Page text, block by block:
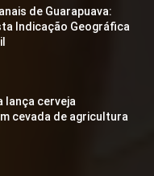
de Guarapuava:
Indicação Geográfica
lança cerveja
cevada de agricultura